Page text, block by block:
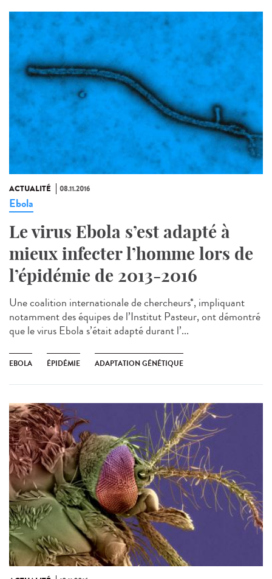
ACTUALITÉ 08.11.2016
Ebola
Le virus Ebola s’est adapté à
mieux infecter l’homme lors de
l’épidémie de 2013-2016
Une coalition internationale de chercheurs*, impliquant
notamment des équipes de l’Institut Pasteur, ont démontré
que le virus Ebola s’était adapté durant l’...
EBOLA ÉPIDÉMIE ADAPTATION GÉNÉTIQUE